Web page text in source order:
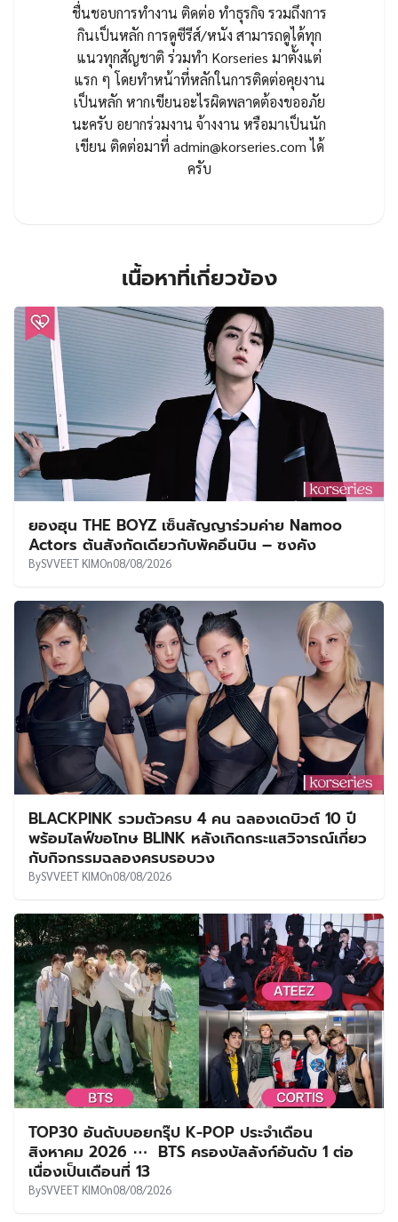
ชื่นชอบการทำงาน ติดต่อ ทำธุรกิจ รวมถึงการ
กินเป็นหลัก การดูซีรีส์/หนัง สามารถดูได้ทุก
แนวทุกสัญชาติ ร่วมทำ Korseries มาตั้งแต่
แรก ๆ โดยทำหน้าที่หลักในการติดต่อคุยงาน
เป็นหลัก หากเขียนอะไรผิดพลาดต้องขออภัย
นะครับ อยากร่วมงาน จ้างงาน หรือมาเป็นนัก
เขียน ติดต่อมาที่ admin@korseries.comได้
ครับ
เนื้อหาที่เกี่ยวข้อง
ยองฮุน THE BOYZ เซ็นสัญญาร่วมค่าย Namoo
Actors ต้นสังกัดเดียวกับพัคอึนบิน – ซงคัง
BySVVEET KIMOn08/08/2026
BLACKPINK รวมตัวครบ 4 คน ฉลองเดบิวต์ 10 ปี
พร้อมไลฟ์ขอโทษ BLINK หลังเกิดกระแสวิจารณ์เกี่ยว
กับกิจกรรมฉลองครบรอบวง
BySVVEET KIMOn08/08/2026
TOP30 อันดับบอยกรุ๊ป K-POP ประจำเดือน
สิงหาคม 2026 ⋯ BTS ครองบัลลังก์อันดับ 1 ต่อ
เนื่องเป็นเดือนที่ 13
BySVVEET KIMOn08/08/2026